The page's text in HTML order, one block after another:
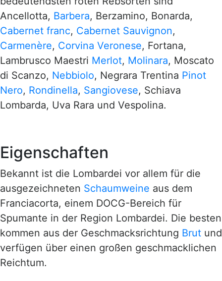
Ancellotta, Barbera, Berzamino, Bonarda,
Cabernet franc, Cabernet Sauvignon,
Carmenère, Corvina Veronese, Fortana,
Lambrusco Maestri Merlot, Molinara, Moscato
di Scanzo, Nebbiolo, Negrara Trentina Pinot
Nero, Rondinella, Sangiovese, Schiava
Lombarda, Uva Rara und Vespolina.
Eigenschaften
Bekannt ist die Lombardei vor allem für die
ausgezeichneten Schaumweine aus dem
Franciacorta, einem DOCG-Bereich für
Spumante in der Region Lombardei. Die besten
kommen aus der Geschmacksrichtung Brut und
verfügen über einen großen geschmacklichen
Reichtum.